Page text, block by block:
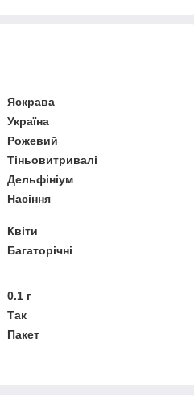
Яскрава
Україна
Рожевий
Тіньовитривалі
Дельфініум
Насіння
Квіти
Багаторічні
0.1 г
Так
Пакет